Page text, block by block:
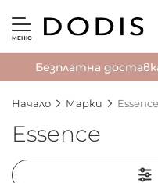
МЕНЮ
Безплатна
Начало Марки Essence
Essence